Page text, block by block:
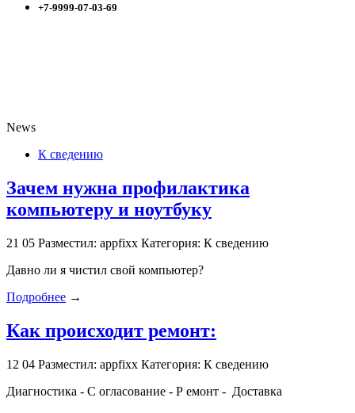
+7-9999-07-03-69
News
К сведению
Зачем нужна профилактика
компьютеру и ноутбуку
21 05 Разместил: appfixx Категория: К сведению
Давно ли я чистил свой компьютер?
Подробнее →
Как происходит ремонт:
12 04 Разместил: appfixx Категория: К сведению
Диагностика - С огласование - Р емонт - Доставка